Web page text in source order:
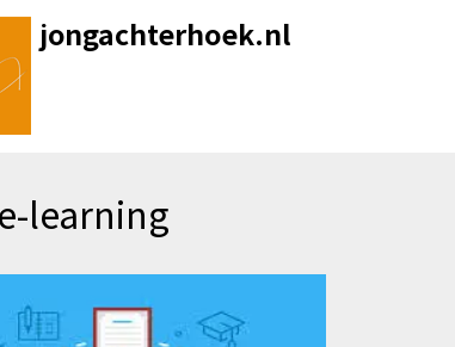
jongachterhoek.nl
e-learning